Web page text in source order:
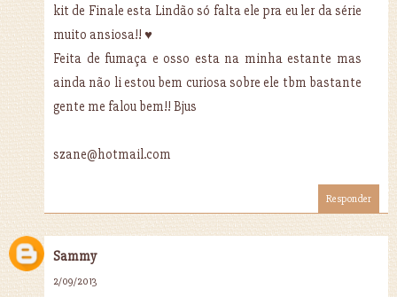
kit de Finale esta Lindão só falta ele pra eu ler da série
muito ansiosa!! ♥
Feita de fumaça e osso esta na minha estante mas
ainda não li estou bem curiosa sobre ele tbm bastante
gente me falou bem!! Bjus
szane@hotmail.com
Responder
Sammy
2/09/2013